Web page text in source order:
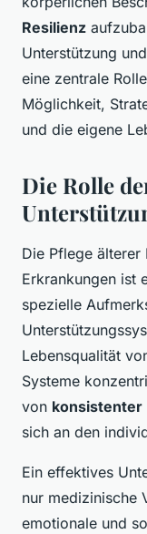
Resilienz
Unterstützung
eine zentrale
Möglichkeit,
und die eigene
Die Rolle
Die Pflege älterer
Erkrankungen ist
spezielle
Lebensqualität
Systeme
von konsistenter
sich an den
Ein effektives
nur medizinische
emotionale und